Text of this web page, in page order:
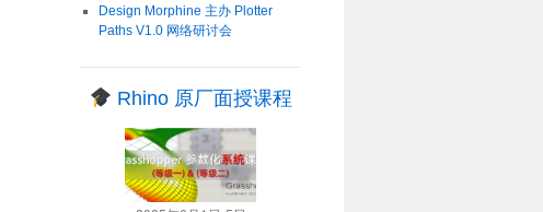
Design Morphine 主办 Plotter
Paths V1.0 网络研讨会
Rhino 原厂面授课程